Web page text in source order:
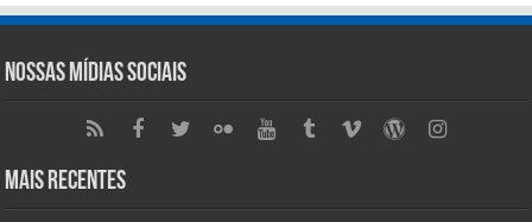
Nossas Mídias Sociais
Mais Recentes